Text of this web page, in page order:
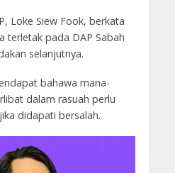
Loke Siew Fook, berkata
terletak pada DAP Sabah
selanjutnya.
bahawa mana-
dalam rasuah perlu
didapati bersalah.